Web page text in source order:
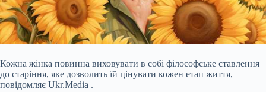
Кожна жінка повинна виховувати в собі філософське ставлення
до старіння, яке дозволить їй цінувати кожен етап життя,
повідомляє Ukr.Media .